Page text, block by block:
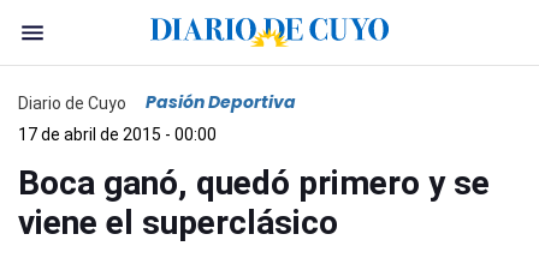
Diario de Cuyo Pasión Deportiva
17 de abril de 2015 - 00:00
Boca ganó, quedó primero y se
viene el superclásico